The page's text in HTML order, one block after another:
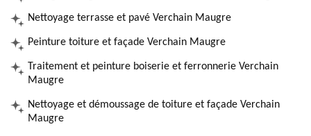
Nettoyage terrasse et pavé Verchain Maugre
Peinture toiture et façade Verchain Maugre
Traitement et peinture boiserie et ferronnerie Verchain
Maugre
Nettoyage et démoussage de toiture et façade Verchain
Maugre